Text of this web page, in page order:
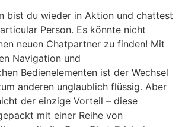
bist du wieder in Aktion und chattest
Person. Es könnte nicht
neuen Chatpartner zu finden! Mit
Navigation und
Bedienelementen ist der Wechsel
anderen unglaublich flüssig. Aber
der einzige Vorteil – diese
mit einer Reihe von